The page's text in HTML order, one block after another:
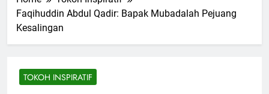
Faqihuddin Abdul Qadir: Bapak Mubadalah Pejuang
Kesalingan
TOKOH INSPIRATIF